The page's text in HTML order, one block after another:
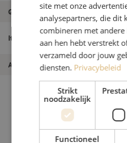
Grade B
Itemnaam
Patchkabel
1.8mm, 3m
Artikelnummer M20000667
site met onze
analysepartners, die dit
combineren met
aan hen hebt verstrekt
verzameld door jouw
diensten. Privacybeleid
Strikt
noodzakelijk
Functioneel